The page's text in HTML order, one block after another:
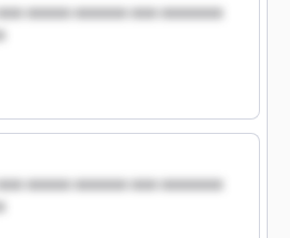
xxxxx xxxxxx xxx xxxxxxx
xxxxx xxxxxx xxx xxxxxxx